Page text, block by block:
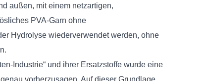
außen, mit einem netzartigen,
PVA-Garn ohne
Hydrolyse wiederverwendet werden, ohne
Industrie“ und ihrer Ersatzstoffe wurde eine